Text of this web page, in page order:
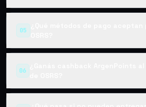
05
¿Qué métodos de pago aceptan
OSRS?
06
¿Ganás cashback ArgenPoints al
de OSRS?